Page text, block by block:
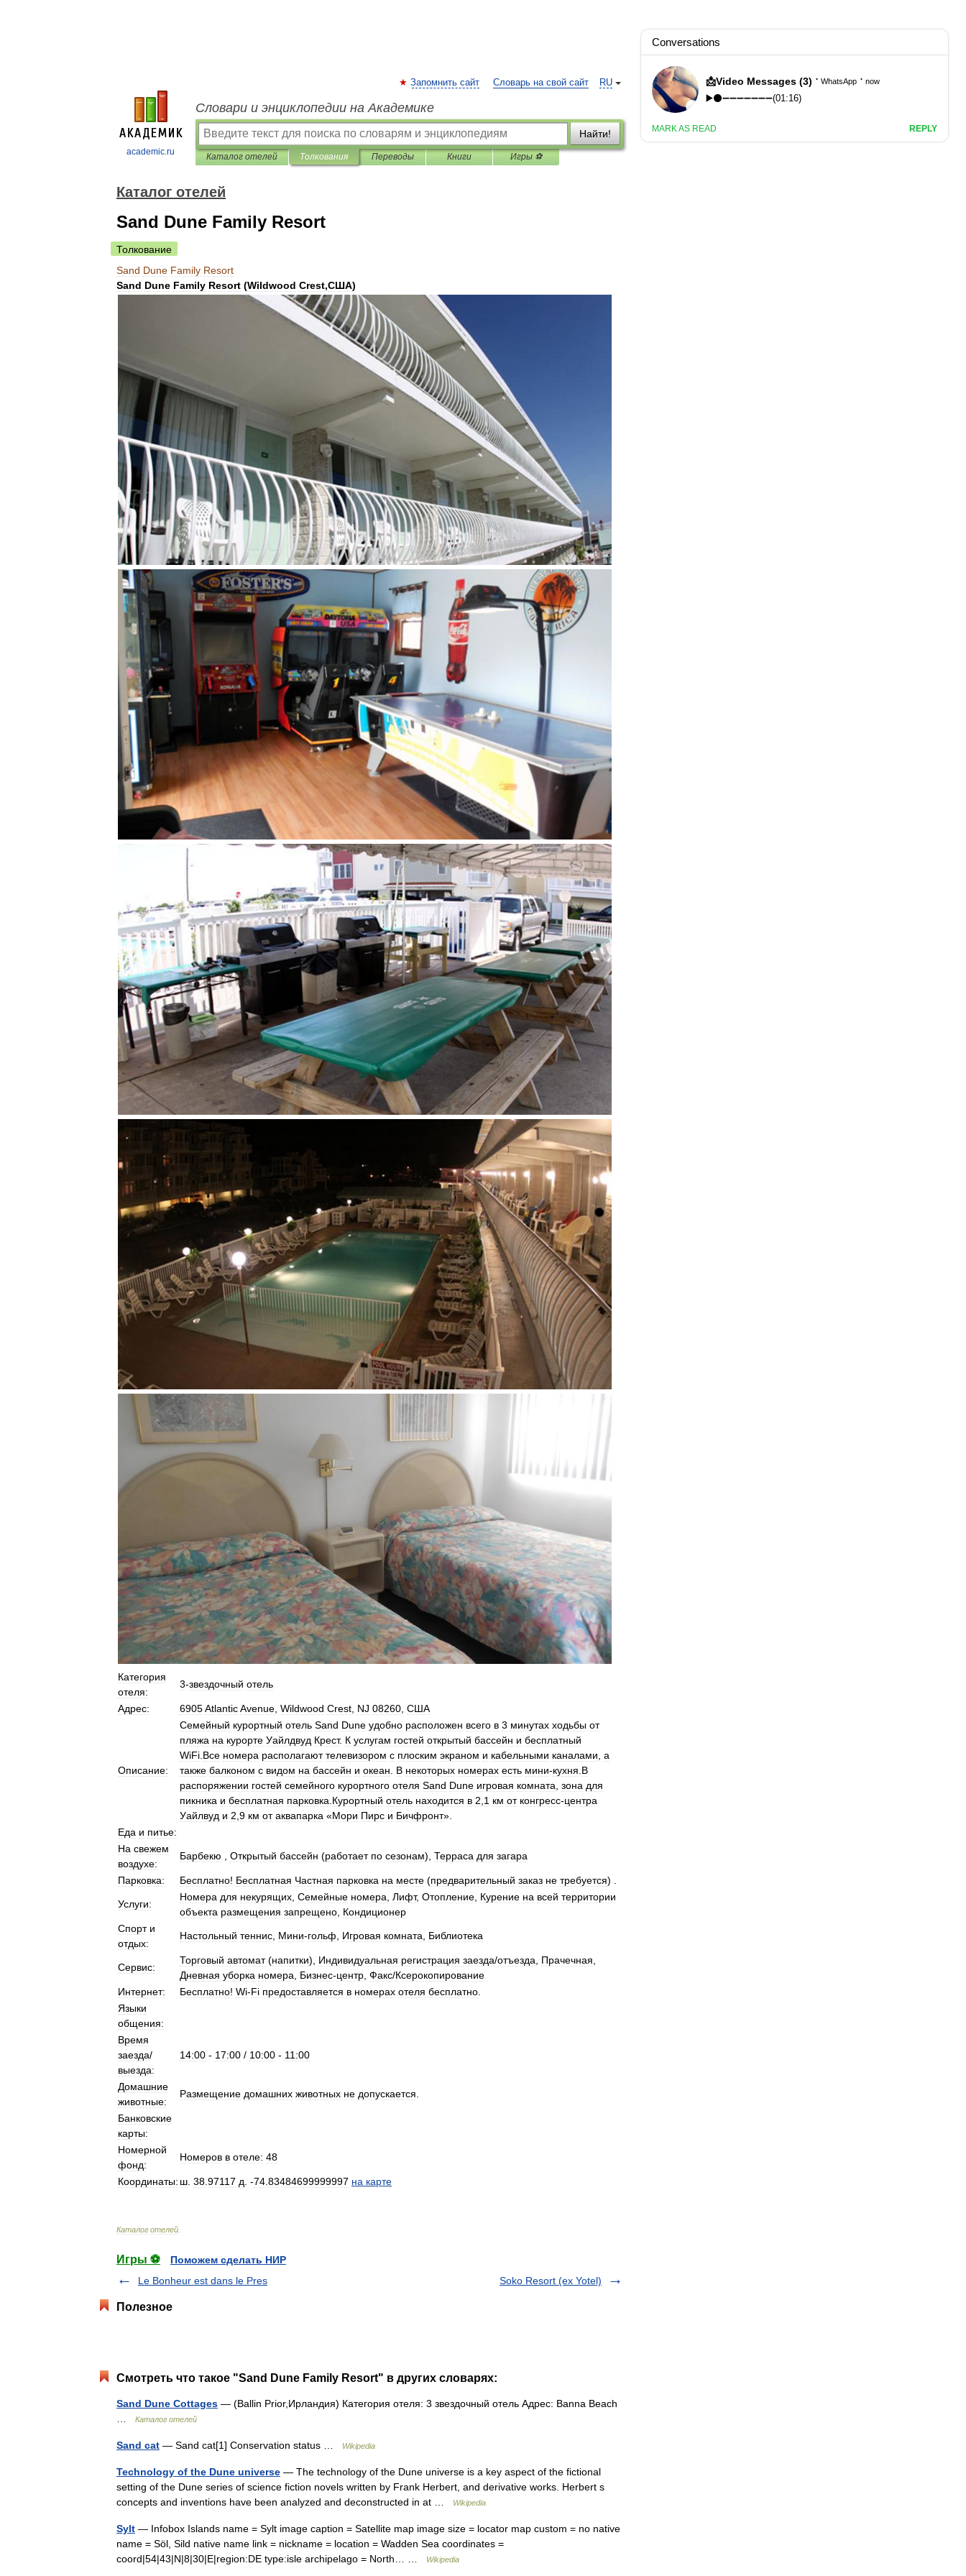
academic.ru
RU
Запомнить сайт Словарь на свой сайт
Словари и энциклопедии на Академике
Найти!
Каталог отелей Толкования Переводы Книги Игры ⚽
Каталог отелей
Sand Dune Family Resort
Толкование
Sand Dune Family Resort
Sand Dune Family Resort (Wildwood Crest,США)
Категория
отеля:
3-звездочный отель
Адрес: 6905AtlanticAvenue Wildwood Crest NJ 08260 США
Описание:
Семейный курортный отель Sand Dune удобно расположен всего в 3 минутах ходьбы от
пляжа на курорте Уайлдвуд Крест. К услугам гостей открытый бассейн и бесплатный
WiFi Все номера располагают телевизором с плоским экраном и кабельными каналами а
также балконом с видом на бассейн и океан В некоторых номерах есть мини-кухня В
распоряжении гостей семейного курортного отеля Sand Dune игровая комната зона для
пикника и бесплатная парковка Курортный отель находится в 2 1 км от конгресс-центра
Уайлвуд и 2 9 км от аквапарка «Мори Пирс и Бичфронт».
Еда и питье:
На свежем
воздухе:
Барбекю Открытый бассейн (работает по сезонам), Терраса для загара
Парковка: Бесплатно! Бесплатная Частная парковка на месте (предварительный заказ не требуется) .
Услуги:
Номера для некурящих Семейные номера Лифт, Отопление Курение на всей территории
объекта размещения запрещено Кондиционер
Спорт и
отдых:
Настольный теннис Мини-гольф Игровая комната Библиотека
Сервис:
Торговый автомат(напитки), Индивидуальная регистрация заезда/отъезда Прачечная
Дневная уборка номера Бизнес-центр Факс/Ксерокопирование
Интернет:
Бесплатно! Wi-Fi предоставляется в номерах отеля бесплатно
Языки
общения:
Время
заезда/
выезда:
14:00 - 17:00 / 10:00 - 11:00
Домашние
животные:
Размещение домашних животных не допускается
Банковские
карты:
Номерной
фонд:
Номеров в отеле: 48
Координаты: ш 38 97117 д . -74 83484699999997 на карте
Каталог отелей
Игры ⚽
Поможем сделать НИР
Le Bonheur est dans le Pres
Soko Resort (ex Yotel)
Полезное
Смотреть что такое "Sand Dune Family Resort" в других словарях:
Sand Dune Cottages — (Ballin Prior,Ирландия) Категория отеля: 3 звездочный отель Адрес: Banna Beach
Каталог отелей
Sand cat — Sand cat[1] Conservation status … Wikipedia
Technology of the Dune universe — The technology of the Dune universe is a key aspect of the fictional
setting of the Dune series of science fiction novels written by Frank Herbert, and derivative works. Herbert s
concepts and inventions have been analyzed and deconstructed in at …
Wikipedia
Sylt — Infobox Islands name = Sylt image caption = Satellite map image size = locator map custom = no native
name = Söl, Sild native name link = nickname = location = Wadden Sea coordinates =
coord|54|43|N|8|30|E|region:DE type:isle archipelago = North… …
Wikipedia